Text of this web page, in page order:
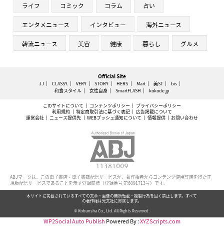
ライフ コミック コラム 占い
エンタメニュース インタビュー 海外ニュース
韓流ニュース 美容 健康 暮らし グルメ
Official Site
JJ CLASSY. VERY STORY HERS Mart 美ST
bis
和食スタイル
女性自身 SmartFLASH kokode.jp
このサイトについて コンテンツポリシー
プライバシーポリシー
利用規約
特定商取引法に基づく表記
広告掲載について
運営会社
ニュース提供先 WEBプッシュ通知について 情報提供 お問い合わせ
ABJマークは、この電子書店・電子書籍配信サービスが、著作権者からコンテンツ使用許諾を得た正
規版配信サービスであることを示す登録商標（登録番号 第6091713号）です。
本サイトに掲載されているすべての文章・画像の無断転載・複製行為を固く禁止します。すべて
の著作権は光文社に帰属します。
© Kobunsha Co., Ltd. All Rights Reserved.
WP2Social Auto Publish Powered By :XYZScripts.com